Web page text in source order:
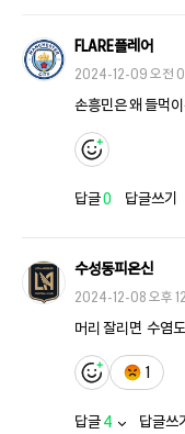
FLARE플레어
2024-12-09 오전
손흥민은 왜 들먹
답글0 답글쓰기
수성동피온신
2024-12-08 오후
머리 잘리면  수염
1
답글4 답글쓰기